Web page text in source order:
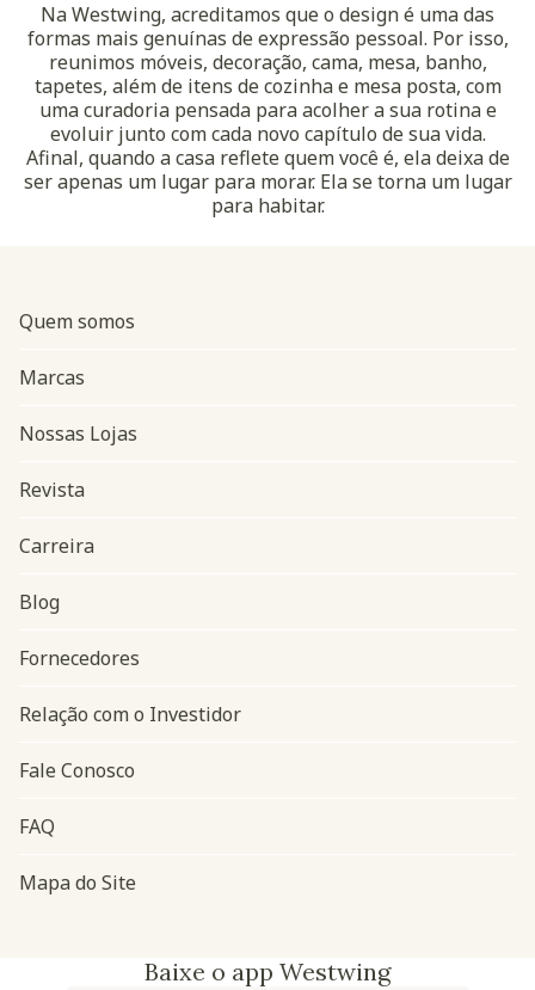
Na Westwing, acreditamos que o design é uma das
formas mais genuínas de expressão pessoal. Por isso,
reunimos móveis, decoração, cama, mesa, banho,
tapetes, além de itens de cozinha e mesa posta, com
uma curadoria pensada para acolher a sua rotina e
evoluir junto com cada novo capítulo de sua vida.
Afinal, quando a casa reflete quem você é, ela deixa de
ser apenas um lugar para morar. Ela se torna um lugar
para habitar.
Navegação do rodapé
Quem somos
Marcas
Nossas Lojas
Revista
Carreira
Blog
Fornecedores
Relação com o Investidor
Fale Conosco
FAQ
Mapa do Site
Baixe o app Westwing